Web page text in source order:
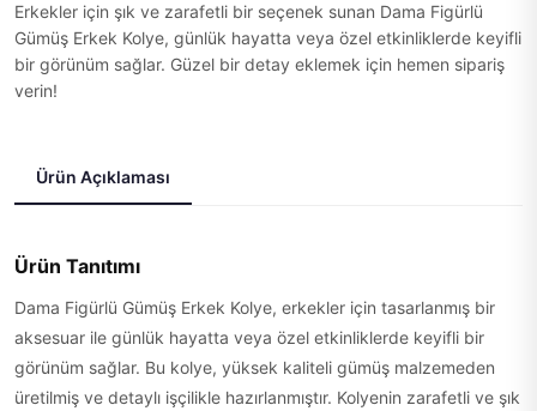
Erkekler için şık ve zarafetli bir seçenek sunan Dama Figürlü
Gümüş Erkek Kolye, günlük hayatta veya özel etkinliklerde keyifli
bir görünüm sağlar. Güzel bir detay eklemek için hemen sipariş
verin!
Ürün Açıklaması
Ürün Tanıtımı
Dama Figürlü Gümüş Erkek Kolye, erkekler için tasarlanmış bir
aksesuar ile günlük hayatta veya özel etkinliklerde keyifli bir
görünüm sağlar. Bu kolye, yüksek kaliteli gümüş malzemeden
üretilmiş ve detaylı işçilikle hazırlanmıştır. Kolyenin zarafetli ve şık